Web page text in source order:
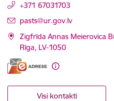
+371 67031703
E-pasts:
pasts@ur.gov.lv
Zigfrīda Annas Meierovica
Rīga, LV-1050
Visi kontakti